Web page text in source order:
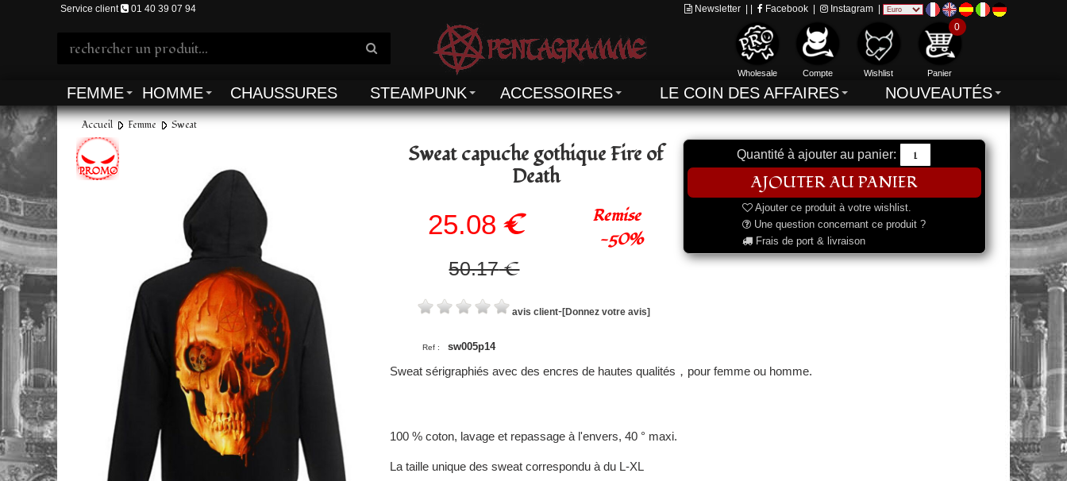
Service client 01 40 39 07 94 Newsletter Facebook Instagram
Wholesale Compte Wishlist
0
Panier
FEMME HOMME CHAUSSURES STEAMPUNK ACCESSOIRES LE COIN DES AFFAIRES NOUVEAUTÉS
Accueil Femme Sweat
Sweat capuche gothique Fire of
Death
25.08 €
50.17€
Remise
-50%
avis client-[Donnez votre avis]
Ref : sw005p14
Quantité à ajouter au panier:
Ajouter ce produit à votre wishlist.
Une question concernant ce produit ?
Frais de port & livraison
Sweat sérigraphiés avec des encres de hautes qualités ，pour femme ou homme.
100 % coton, lavage et repassage à l'envers, 40 ° maxi.
La taille unique des sweat correspondu à du L-XL